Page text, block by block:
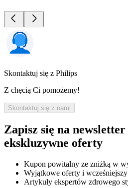
Skontaktuj się z Philips
Z chęcią Ci pomożemy!
Skontaktuj się z nami
Zapisz się na
ekskluzywne oferty
Kupon powitalny ze zniżką w
Wyjątkowe oferty i
Artykuły ekspertów zdrowego